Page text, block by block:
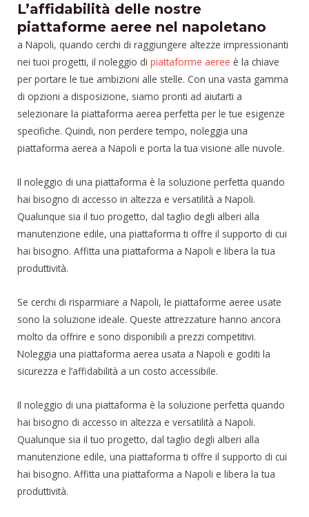
L’affidabilità delle nostre
piattaforme aeree nel napoletano
a Napoli, quando cerchi di raggiungere altezze impressionanti
nei tuoi progetti, il noleggio di piattaforme aeree è la chiave
per portare le tue ambizioni alle stelle. Con una vasta gamma
di opzioni a disposizione, siamo pronti ad aiutarti a
selezionare la piattaforma aerea perfetta per le tue esigenze
specifiche. Quindi, non perdere tempo, noleggia una
piattaforma aerea a Napoli e porta la tua visione alle nuvole.
Il noleggio di una piattaforma è la soluzione perfetta quando
hai bisogno di accesso in altezza e versatilità a Napoli.
Qualunque sia il tuo progetto, dal taglio degli alberi alla
manutenzione edile, una piattaforma ti offre il supporto di cui
hai bisogno. Affitta una piattaforma a Napoli e libera la tua
produttività.
Se cerchi di risparmiare a Napoli, le piattaforme aeree usate
sono la soluzione ideale. Queste attrezzature hanno ancora
molto da offrire e sono disponibili a prezzi competitivi.
Noleggia una piattaforma aerea usata a Napoli e goditi la
sicurezza e l’affidabilità a un costo accessibile.
Il noleggio di una piattaforma è la soluzione perfetta quando
hai bisogno di accesso in altezza e versatilità a Napoli.
Qualunque sia il tuo progetto, dal taglio degli alberi alla
manutenzione edile, una piattaforma ti offre il supporto di cui
hai bisogno. Affitta una piattaforma a Napoli e libera la tua
produttività.